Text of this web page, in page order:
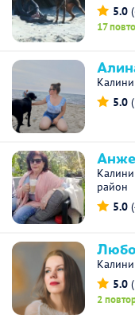
5.0
17
5.0
район
5.0
5.0
2